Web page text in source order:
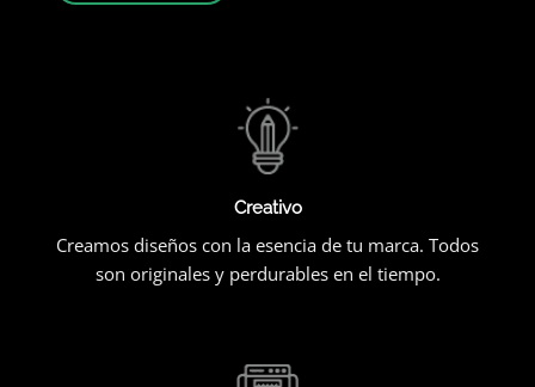
Creativo
Creamos diseños con la esencia de tu marca. Todos
son originales y perdurables en el tiempo.